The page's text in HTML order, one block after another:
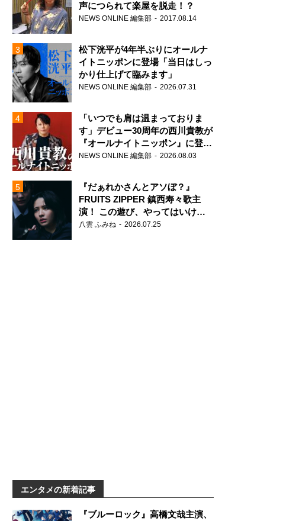
声につられて楽屋を脱走！？
NEWS ONLINE 編集部 2017.08.14
松下洸平が4年半ぶりにオールナ
イトニッポンに登場「当日はしっ
かり仕上げて臨みます」
NEWS ONLINE 編集部 2026.07.31
「いつでも肩は温まっておりま
す」デビュー30周年の西川貴教が
『オールナイトニッポン』に登
場！
NEWS ONLINE 編集部 2026.08.03
『だぁれかさんとアソぼ？』
FRUITS ZIPPER 鎮西寿々歌主
演！ この遊び、やってはいけま
せん。
八雲 ふみね 2026.07.25
エンタメの新着記事
『ブルーロック』高橋文哉主演、